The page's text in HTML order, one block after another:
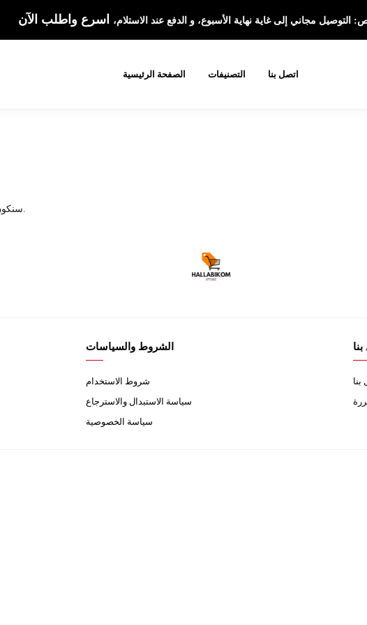
مجاني إلى غاية نهاية الأسبوع، و الدفع عند الاستلام، اسرع واطلب الآن
الصفحة الرئيسية التصنيفات اتصل بنا
سنكون سعداء بالتواصل معكم والإجابة عن أسئلتكم.
الشروط والسياسات
شروط الاستخدام
سياسة الاستبدال والاسترجاع
سياسة الخصوصية
بنا